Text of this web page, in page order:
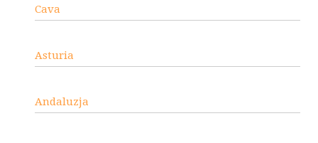
Cava
Asturia
Andaluzja